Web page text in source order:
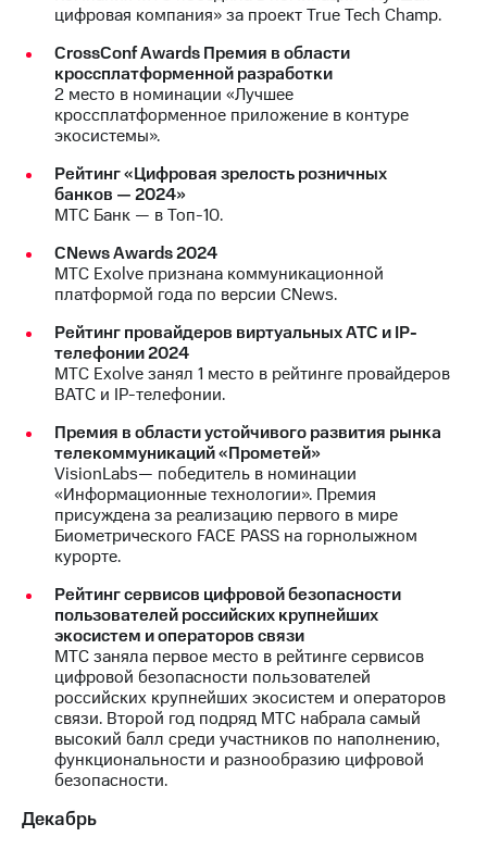
цифровая компания» за проект True Tech Champ.
CrossConf Awards Премия в области
кроссплатформенной разработки
2 место в номинации «Лучшее
кроссплатформенное приложение в контуре
экосистемы».
Рейтинг «Цифровая зрелость розничных
банков — 2024»
МТС Банк — в Топ-10.
CNews Awards 2024
МТС Exolve признана коммуникационной
платформой года по версии CNews.
Рейтинг провайдеров виртуальных АТС и IP-
телефонии 2024
МТС Exolve занял 1 место в рейтинге провайдеров
ВАТС и IP-телефонии.
Премия в области устойчивого развития рынка
телекоммуникаций «Прометей»
VisionLabs— победитель в номинации
«Информационные технологии». Премия
присуждена за реализацию первого в мире
Биометрического FACE PASS на горнолыжном
курорте.
Рейтинг сервисов цифровой безопасности
пользователей российских крупнейших
экосистем и операторов связи
МТС заняла первое место в рейтинге сервисов
цифровой безопасности пользователей
российских крупнейших экосистем и операторов
связи. Второй год подряд МТС набрала самый
высокий балл среди участников по наполнению,
функциональности и разнообразию цифровой
безопасности.
Декабрь